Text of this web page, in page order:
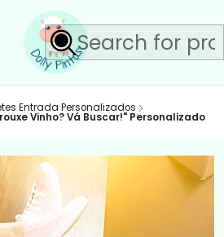
Entrada Personalizados
Vinho? Vá Buscar!" Personalizado